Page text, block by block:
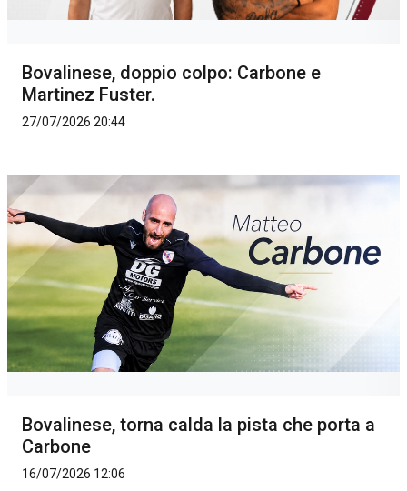
Bovalinese, doppio colpo: Carbone e
Martinez Fuster.
27/07/2026 20:44
Bovalinese, torna calda la pista che porta a
Carbone
16/07/2026 12:06